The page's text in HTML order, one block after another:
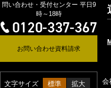
会
問い合わせ・受付センター 平日9
時～18時
お問い合わせ資料請求
文字サイズ 標準 拡大